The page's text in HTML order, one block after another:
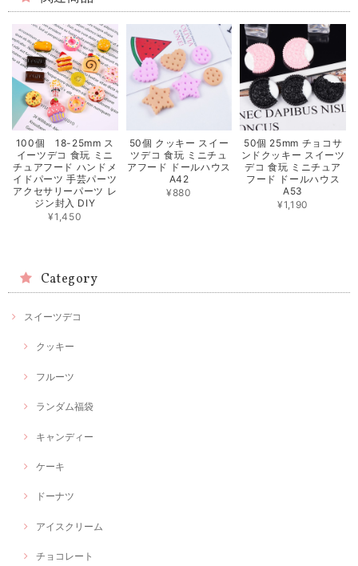
100個 18-25mm ス
イーツデコ 食玩 ミニ
チュアフード ハンドメ
イドパーツ 手芸パーツ
アクセサリーパーツ レ
ジン封入 DIY
¥1,450
50個 クッキー スイー
ツデコ 食玩 ミニチュ
アフード ドールハウス
A42
¥880
50個 25mm チョコサ
ンドクッキー スイーツ
デコ 食玩 ミニチュア
フード ドールハウス
A53
¥1,190
Category
スイーツデコ
クッキー
フルーツ
ランダム福袋
キャンディー
ケーキ
ドーナツ
アイスクリーム
チョコレート